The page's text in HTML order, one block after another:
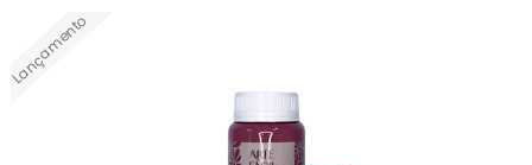
Lançamento